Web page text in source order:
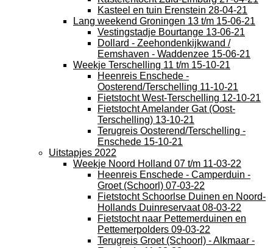
Kasteel en tuin Erenstein 28-04-21
Lang weekend Groningen 13 t/m 15-06-21
Vestingstadje Bourtange 13-06-21
Dollard - Zeehondenkijkwand /
Eemshaven - Waddenzee 15-06-21
Weekje Terschelling 11 t/m 15-10-21
Heenreis Enschede -
Oosterend/Terschelling 11-10-21
Fietstocht West-Terschelling 12-10-21
Fietstocht Amelander Gat (Oost-
Terschelling) 13-10-21
Terugreis Oosterend/Terschelling -
Enschede 15-10-21
Uitstapjes 2022
Weekje Noord Holland 07 t/m 11-03-22
Heenreis Enschede - Camperduin -
Groet (Schoorl) 07-03-22
Fietstocht Schoorlse Duinen en Noord-
Hollands Duinreservaat 08-03-22
Fietstocht naar Pettemerduinen en
Pettemerpolders 09-03-22
Terugreis Groet (Schoorl) - Alkmaar -